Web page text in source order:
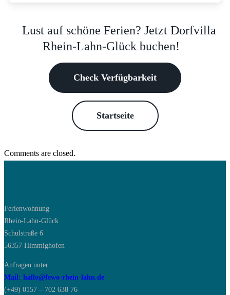
Lust auf schöne Ferien? Jetzt Dorfvilla
Rhein-Lahn-Glück buchen!
Check Verfügbarkeit
Startseite
Comments are closed.
Ferienwohnung
Rhein-Lahn-Glück
Schulstraße 6
56357 Himmighofen
Anfragen unter:
Mail: hallo@fewo-rhein-lahn.de
(+49) 0157 – 702 638 76